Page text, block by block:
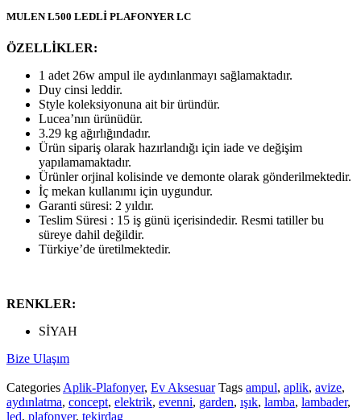
MULEN L500 LEDLİ PLAFONYER LC
ÖZELLİKLER:
1 adet 26w ampul ile aydınlanmayı sağlamaktadır.
Duy cinsi leddir.
Style koleksiyonuna ait bir üründür.
Lucea’nın ürünüdür.
3.29 kg ağırlığındadır.
Ürün sipariş olarak hazırlandığı için iade ve değişim
yapılamamaktadır.
Ürünler orjinal kolisinde ve demonte olarak gönderilmektedir.
İç mekan kullanımı için uygundur.
Garanti süresi: 2 yıldır.
Teslim Süresi : 15 iş günü içerisindedir. Resmi tatiller bu
süreye dahil değildir.
Türkiye’de üretilmektedir.
RENKLER:
SİYAH
Bize Ulaşım
Categories Aplik-Plafonyer, Ev Aksesuar Tags ampul, aplik, avize,
aydınlatma, concept, elektrik, evenni, garden, ışık, lamba, lambader,
led, plafonyer, tekirdag